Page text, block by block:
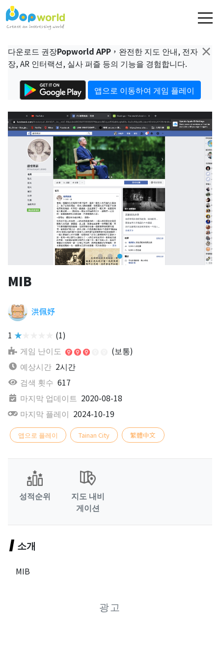
×
다운로드 권장Popworld APP ，완전한 지도 안내, 전자
장, AR 인터랙션, 실사 퍼즐 등의 기능을 경험합니다.
앱으로 이동하여 게임 플레이
MIB
洪佩妤
1 ★★★★★
(1)
게임 난이도
(보통)
예상시간 2시간
검색 횟수 617
마지막 업데이트 2020-08-18
마지막 플레이 2024-10-19
앱으로 플레이 Tainan City 繁體中文
성적순위
지도 내비
게이션
소개
MIB
광고